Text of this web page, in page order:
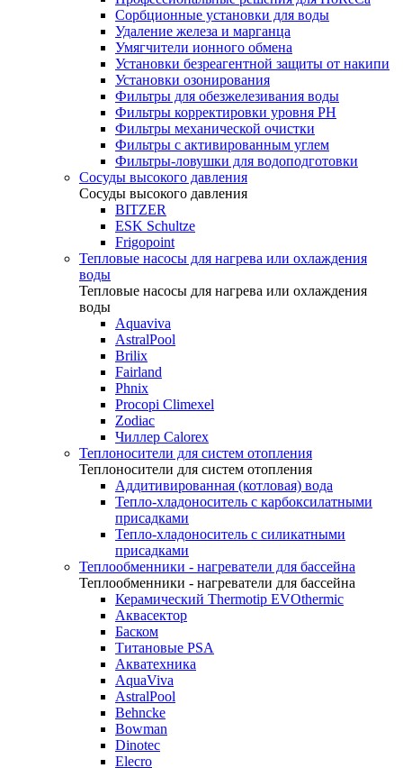
Сорбционные установки для воды
Удаление железа и марганца
Умягчители ионного обмена
Установки безреагентной защиты от накипи
Установки озонирования
Фильтры для обезжелезивания воды
Фильтры корректировки уровня PH
Фильтры механической очистки
Фильтры с активированным углем
Фильтры-ловушки для водоподготовки
Сосуды высокого давления
Сосуды высокого давления
BITZER
ESK Schultze
Frigopoint
Тепловые насосы для нагрева или охлаждения
воды
Тепловые насосы для нагрева или охлаждения
воды
Aquaviva
AstralPool
Brilix
Fairland
Phnix
Procopi Climexel
Zodiac
Чиллер Calorex
Теплоносители для систем отопления
Теплоносители для систем отопления
Аддитивированная (котловая) вода
Тепло-хладоноситель с карбоксилатными
присадками
Тепло-хладоноситель с силикатными
присадками
Теплообменники - нагреватели для бассейна
Теплообменники - нагреватели для бассейна
Керамический Thermotip EVOthermic
Аквасектор
Баском
Титановые PSA
Акватехника
AquaViva
AstralPool
Behncke
Bowman
Dinotec
Elecro